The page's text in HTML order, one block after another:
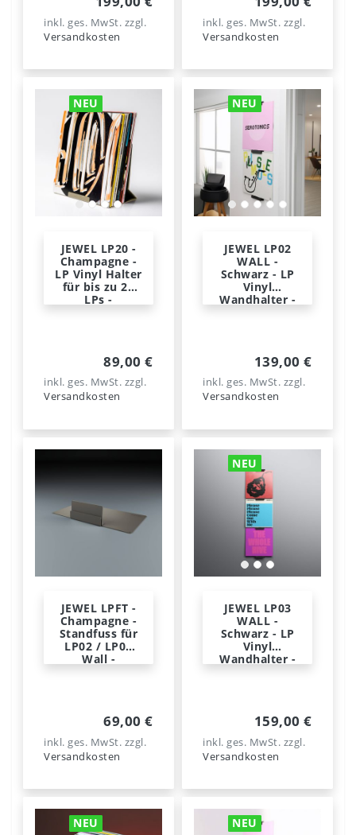
inkl. ges. MwSt. zzgl.
Versandkosten
inkl. ges. MwSt. zzgl.
Versandkosten
NEU
JEWEL LP20 -
Champagne -
LP Vinyl Halter
für bis zu 20
LPs -
89,00 €
inkl. ges. MwSt. zzgl.
Versandkosten
NEU
JEWEL LP02
WALL -
Schwarz - LP
Vinyl
Wandhalter -
139,00 €
inkl. ges. MwSt. zzgl.
Versandkosten
JEWEL LPFT -
Champagne -
Standfuss für
LP02 / LP03
Wall -
69,00 €
inkl. ges. MwSt. zzgl.
Versandkosten
NEU
JEWEL LP03
WALL -
Schwarz - LP
Vinyl
Wandhalter -
159,00 €
inkl. ges. MwSt. zzgl.
Versandkosten
NEU NEU